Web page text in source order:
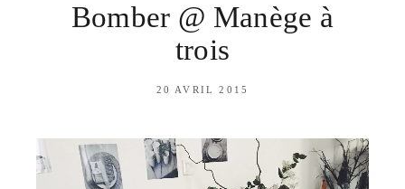
Bomber @ Manège à
trois
20 AVRIL 2015